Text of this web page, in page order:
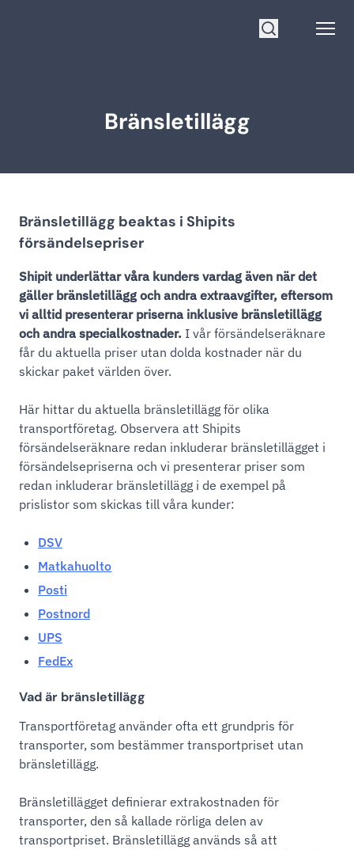
Bränsletillägg
Bränsletillägg beaktas i Shipits
försändelsepriser
Shipit underlättar våra kunders vardag även när det
gäller bränsletillägg och andra extraavgifter, eftersom
vi alltid presenterar priserna inklusive bränsletillägg
och andra specialkostnader. I vår försändelseräknare
får du aktuella priser utan dolda kostnader när du
skickar paket världen över.
Här hittar du aktuella bränsletillägg för olika
transportföretag. Observera att Shipits
försändelseräknare redan inkluderar bränsletillägget i
försändelsepriserna och vi presenterar priser som
redan inkluderar bränsletillägg i de exempel på
prislistor som skickas till våra kunder:
DSV
Matkahuolto
Posti
Postnord
UPS
FedEx
Vad är bränsletillägg
Transportföretag använder ofta ett grundpris för
transporter, som bestämmer transportpriset utan
bränsletillägg.
Bränsletillägget definierar extrakostnaden för
transporter, den så kallade rörliga delen av
transportpriset. Bränsletillägg används så att